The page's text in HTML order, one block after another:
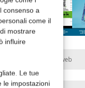
consenso a
come il
mostrare
influire
Le tue
le impostazioni
Edicola web